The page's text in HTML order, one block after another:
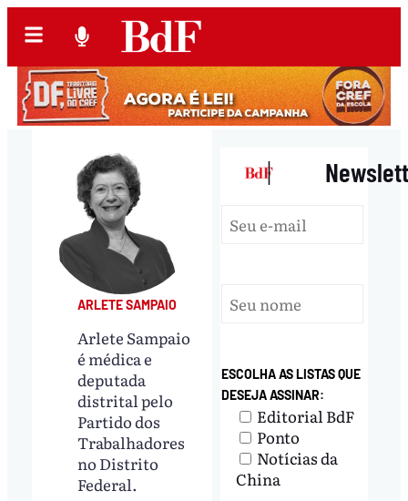
ARLETE SAMPAIO
Arlete Sampaio
é médica e
deputada
distrital pelo
Partido dos
Trabalhadores
no Distrito
Federal.
|
ESCOLHA AS LISTAS QUE
DESEJA ASSINAR:
Editorial BdF
Ponto
Notícias da
China